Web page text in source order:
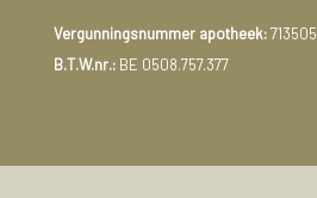
Vergunningsnummer apotheek:713505
B.T.W.nr.:BE 0508.757.377